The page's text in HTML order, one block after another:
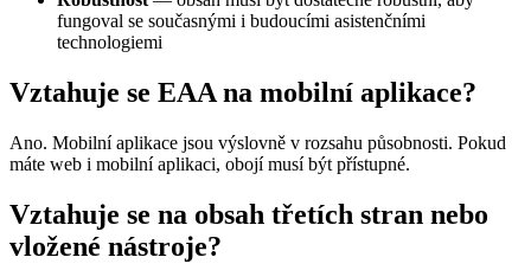
fungoval se současnými i budoucími asistenčními
technologiemi
Vztahuje se EAA na mobilní aplikace?
Ano. Mobilní aplikace jsou výslovně v rozsahu působnosti. Pokud
máte web i mobilní aplikaci, obojí musí být přístupné.
Vztahuje se na obsah třetích stran nebo
vložené nástroje?